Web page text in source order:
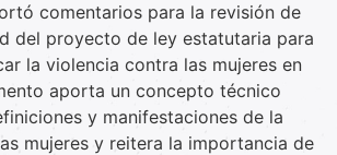
comentarios para la revisión de
del proyecto de ley estatutaria para
la violencia contra las mujeres en
aporta un concepto técnico
y manifestaciones de la
mujeres y reitera la importancia de